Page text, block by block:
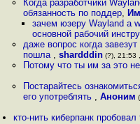
Когда разработчики
обязанность по поддер,
зачем юзеру Wayland а
основной рабочий инстру
даже вопрос когда
пошла , shardddin(?), 21:53
Потому что ты им за это
Постарайтесь
его употреблять , Аноним
кто-нить киберпанк